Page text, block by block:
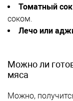
Томатный сок
соком.
Лечо или
Можно ли
мяса
Можно,